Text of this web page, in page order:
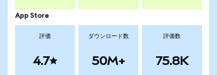
App Store
評価
4.7
ダウンロード数
50M+
評価数
75.8K